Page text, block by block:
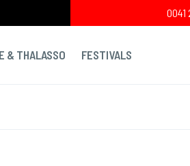
0041
& THALASSO FESTIVALS